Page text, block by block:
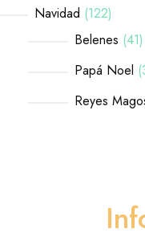
Navidad 122
Belenes 41
Papá Noel
Reyes